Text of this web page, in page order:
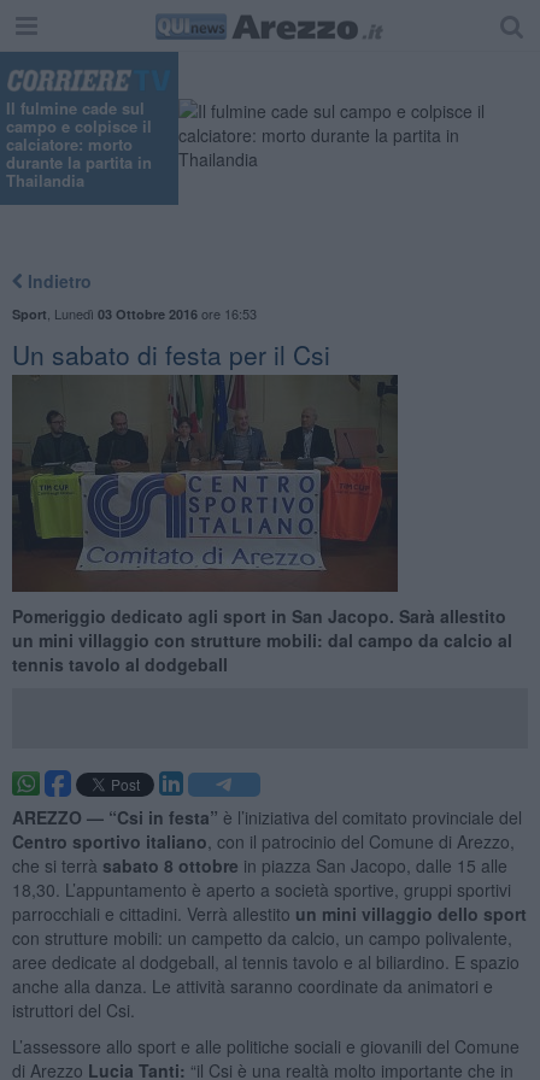
Il fulmine cade sul
campo e colpisce il
calciatore: morto
durante la partita in
Thailandia
Indietro
Sport Lunedì 03 Ottobre 2016ore 16:53
Un sabato di festa per il Csi
Pomeriggio dedicato agli sport in San Jacopo. Sarà allestito
un mini villaggio con strutture mobili: dal campo da calcio al
tennis tavolo al dodgeball
AREZZO — “Csi in festa” è l’iniziativa del comitato provinciale del
Centro sportivo italiano , con il patrocinio del Comune di Arezzo,
che si terrà sabato 8 ottobre in piazza San Jacopo, dalle 15 alle
18,30. L’appuntamento è aperto a società sportive, gruppi sportivi
parrocchiali e cittadini. Verrà allestito un mini villaggio dello sport
con strutture mobili: un campetto da calcio, un campo polivalente,
aree dedicate al dodgeball, al tennis tavolo e al biliardino. E spazio
anche alla danza. Le attività saranno coordinate da animatori e
istruttori del Csi.
L’assessore allo sport e alle politiche sociali e giovanili del Comune
di Arezzo Lucia Tanti: “il Csi è una realtà molto importante che in